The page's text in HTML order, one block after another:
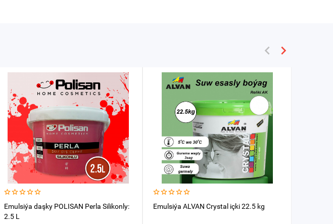
Emulsiýa daşky POLISAN Perla Silikonly:
2.5 L
Emulsiýa ALVAN Crystal içki 22.5 kg